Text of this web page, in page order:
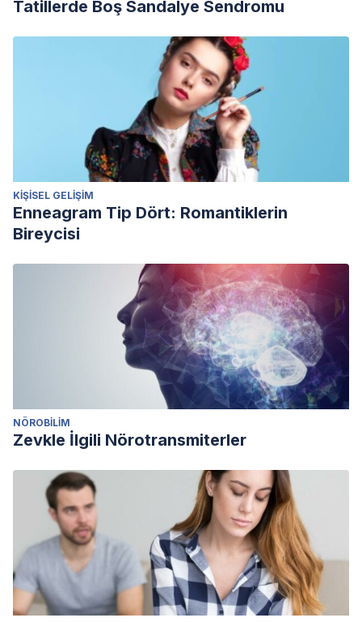
Tatillerde Boş Sandalye Sendromu
KIŞISEL GELIŞIM
Enneagram Tip Dört: Romantiklerin
Bireycisi
NÖROBILIM
Zevkle İlgili Nörotransmiterler